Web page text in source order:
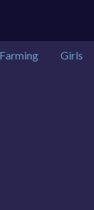
Farming Girls